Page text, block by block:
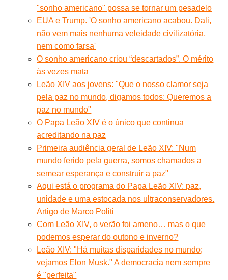
"sonho americano" possa se tornar um pesadelo
EUA e Trump. 'O sonho americano acabou. Dali,
não vem mais nenhuma veleidade civilizatória,
nem como farsa'
O sonho americano criou “descartados”. O mérito
às vezes mata
Leão XIV aos jovens: "Que o nosso clamor seja
pela paz no mundo, digamos todos: Queremos a
paz no mundo"
O Papa Leão XIV é o único que continua
acreditando na paz
Primeira audiência geral de Leão XIV: "Num
mundo ferido pela guerra, somos chamados a
semear esperança e construir a paz"
Aqui está o programa do Papa Leão XIV: paz,
unidade e uma estocada nos ultraconservadores.
Artigo de Marco Politi
Com Leão XIV, o verão foi ameno… mas o que
podemos esperar do outono e inverno?
Leão XIV: "Há muitas disparidades no mundo;
vejamos Elon Musk." A democracia nem sempre
é "perfeita"